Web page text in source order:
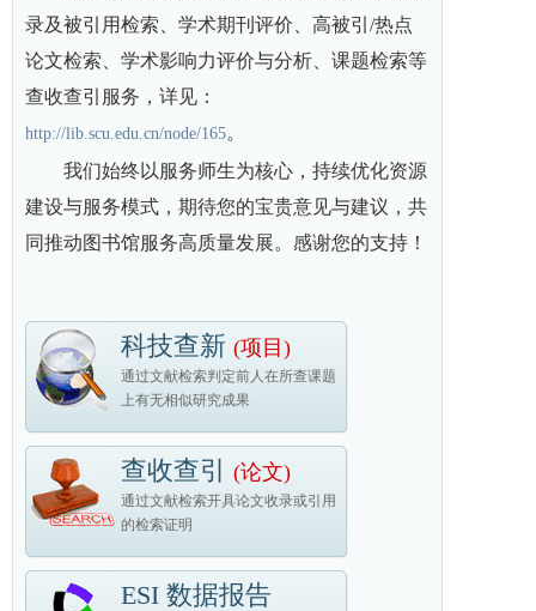
录及被引用检索、学术期刊评价、高被引/热点
论文检索、学术影响力评价与分析、课题检索等
查收查引服务，详见：
http://lib.scu.edu.cn/node/165。
我们始终以服务师生为核心，持续优化资源
建设与服务模式，期待您的宝贵意见与建议，共
同推动图书馆服务高质量发展。感谢您的支持！
科技查新 (项目)
通过文献检索判定前人在所查课题
上有无相似研究成果
查收查引 (论文)
通过文献检索开具论文收录或引用
的检索证明
ESI 数据报告